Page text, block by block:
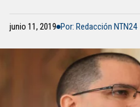
junio 11, 2019 Por: Redacción NTN24